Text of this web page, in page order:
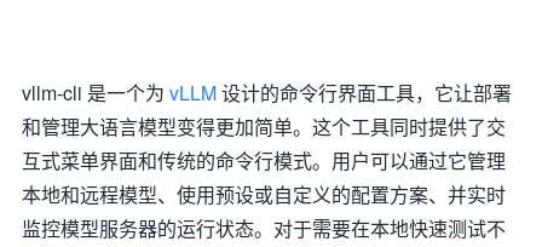
vllm-cli 是一个为 vLLM设计的命令行界面工具，它让部署
和管理大语言模型变得更加简单。这个工具同时提供了交
互式菜单界面和传统的命令行模式。用户可以通过它管理
本地和远程模型、使用预设或自定义的配置方案、并实时
监控模型服务器的运行状态。对于需要在本地快速测试不